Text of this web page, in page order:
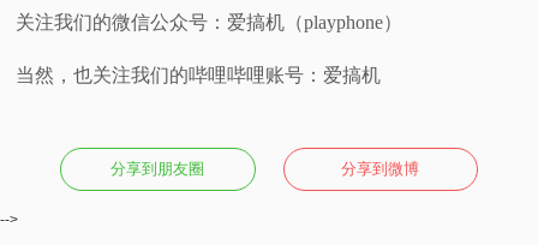
关注我们的微信公众号：爱搞机（playphone）
当然，也关注我们的哔哩哔哩账号：爱搞机
分享到朋友圈 分享到微博
-->